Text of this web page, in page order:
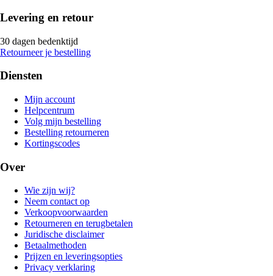
Levering en retour
30 dagen bedenktijd
Retourneer je bestelling
Diensten
Mijn account
Helpcentrum
Volg mijn bestelling
Bestelling retourneren
Kortingscodes
Over
Wie zijn wij?
Neem contact op
Verkoopvoorwaarden
Retourneren en terugbetalen
Juridische disclaimer
Betaalmethoden
Prijzen en leveringsopties
Privacy verklaring